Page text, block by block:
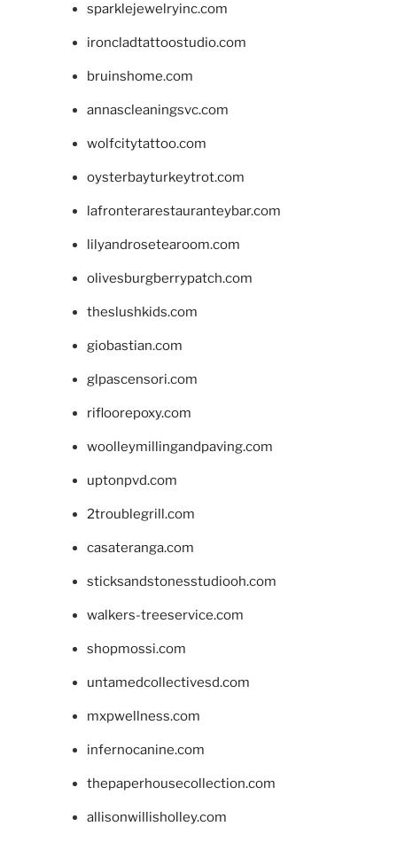
sparklejewelryinc.com
ironcladtattoostudio.com
bruinshome.com
annascleaningsvc.com
wolfcitytattoo.com
oysterbayturkeytrot.com
lafronterarestauranteybar.com
lilyandrosetearoom.com
olivesburgberrypatch.com
theslushkids.com
giobastian.com
glpascensori.com
rifloorepoxy.com
woolleymillingandpaving.com
uptonpvd.com
2troublegrill.com
casateranga.com
sticksandstonesstudiooh.com
walkers-treeservice.com
shopmossi.com
untamedcollectivesd.com
mxpwellness.com
infernocanine.com
thepaperhousecollection.com
allisonwillisholley.com